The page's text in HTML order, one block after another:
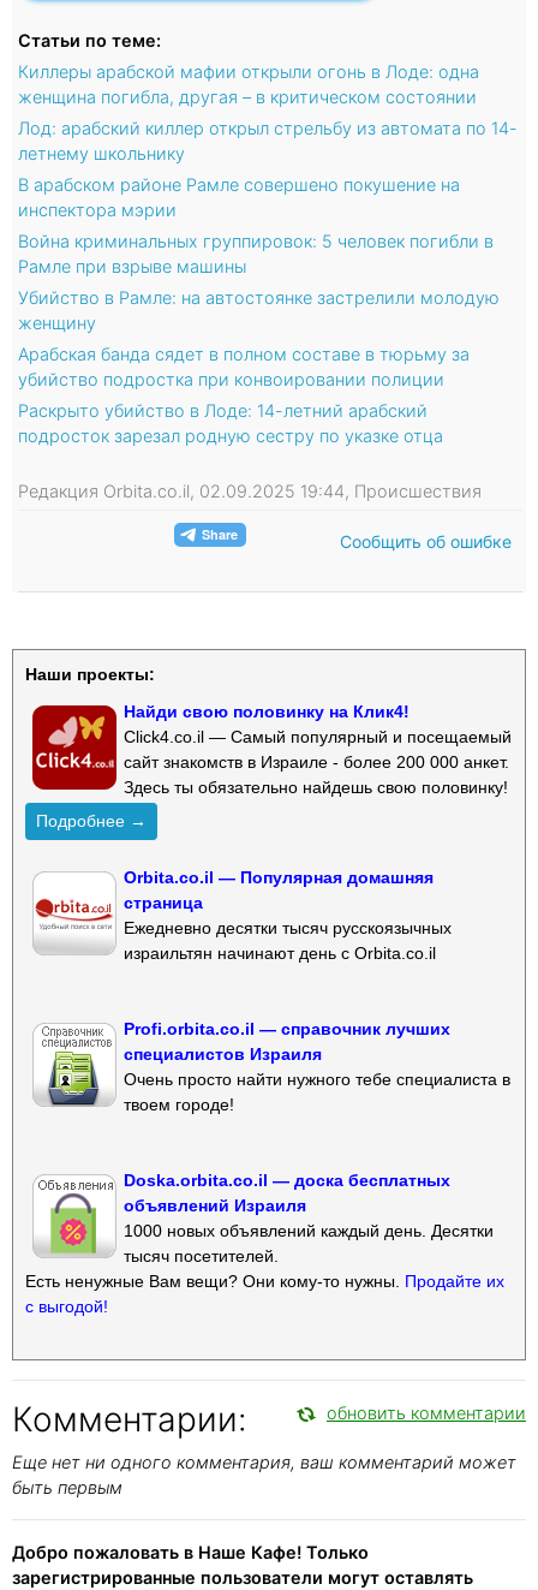
Статьи по теме:
Киллеры арабской мафии открыли огонь в Лоде: одна
женщина погибла, другая – в критическом состоянии
Лод: арабский киллер открыл стрельбу из автомата по 14-
летнему школьнику
В арабском районе Рамле совершено покушение на
инспектора мэрии
Война криминальных группировок: 5 человек погибли в
Рамле при взрыве машины
Убийство в Рамле: на автостоянке застрелили молодую
женщину
Арабская банда сядет в полном составе в тюрьму за
убийство подростка при конвоировании полиции
Раскрыто убийство в Лоде: 14-летний арабский
подросток зарезал родную сестру по указке отца
Редакция Orbita.co.il, 02.09.2025 19:44, Происшествия
Сообщить об ошибке
Наши проекты:
Найди свою половинку на Клик4!
Click4.co.il — Самый популярный и посещаемый
сайт знакомств в Израиле - более 200 000 анкет.
Здесь ты обязательно найдешь свою половинку!
Подробнее →
Orbita.co.il — Популярная домашняя
страница
Ежедневно десятки тысяч русскоязычных
израильтян начинают день с Orbita.co.il
Profi.orbita.co.il — справочник лучших
специалистов Израиля
Очень просто найти нужного тебе специалиста в
твоем городе!
Doska.orbita.co.il — доска бесплатных
объявлений Израиля
1000 новых объявлений каждый день. Десятки
тысяч посетителей.
Есть ненужные Вам вещи? Они кому-то нужны. Продайте их
с выгодой!
Комментарии: обновить комментарии
Еще нет ни одного комментария, ваш комментарий может
быть первым
Добро пожаловать в Наше Кафе! Только
зарегистрированные пользователи могут оставлять